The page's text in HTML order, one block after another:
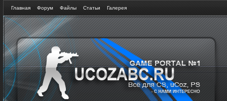
Главная Форум Файлы Статьи Галерея